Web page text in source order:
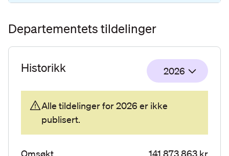
Departementets tildelinger
Historikk 2026
Alle tildelinger for2026 er ikke
publisert.
Omsøkt
141 873 863 kr